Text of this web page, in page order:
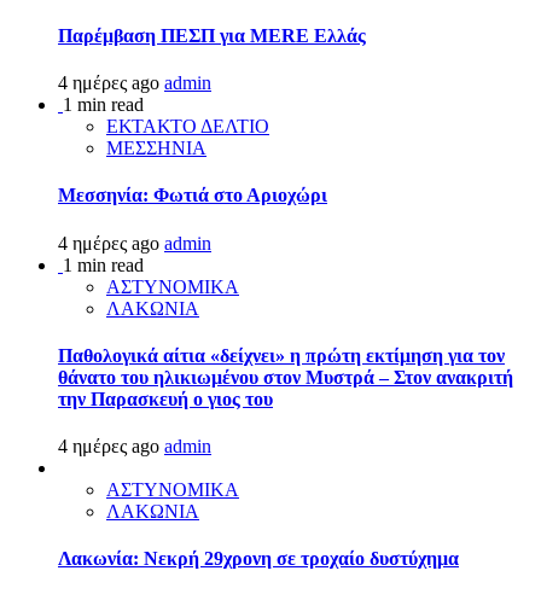
Παρέμβαση ΠΕΣΠ για MERE Ελλάς
4 ημέρες ago admin
1 min read
ΕΚΤΑΚΤΟ ΔΕΛΤΙΟ
ΜΕΣΣΗΝΙΑ
Μεσσηνία: Φωτιά στο Αριοχώρι
4 ημέρες ago admin
1 min read
ΑΣΤΥΝΟΜΙΚΑ
ΛΑΚΩΝΙΑ
Παθολογικά αίτια «δείχνει» η πρώτη εκτίμηση για τον
θάνατο του ηλικιωμένου στον Μυστρά – Στον ανακριτή
την Παρασκευή ο γιος του
4 ημέρες ago admin
ΑΣΤΥΝΟΜΙΚΑ
ΛΑΚΩΝΙΑ
Λακωνία: Νεκρή 29χρονη σε τροχαίο δυστύχημα